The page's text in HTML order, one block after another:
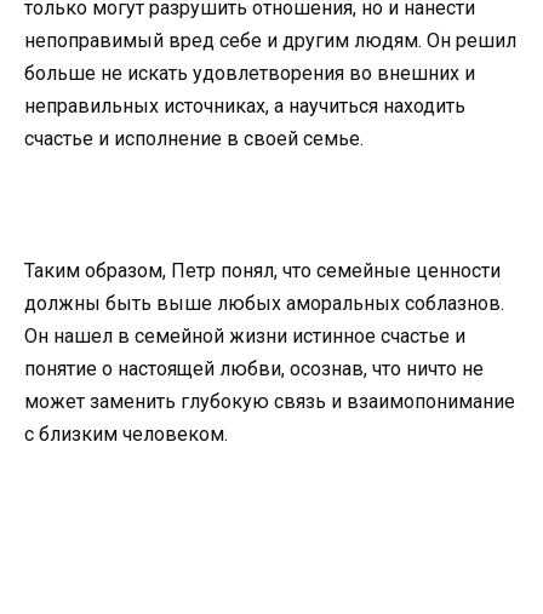
только могут разрушить отношения, но и нанести
непоправимый вред себе и другим людям. Он решил
больше не искать удовлетворения во внешних и
неправильных источниках, а научиться находить
счастье и исполнение в своей семье.
Таким образом, Петр понял, что семейные ценности
должны быть выше любых аморальных соблазнов.
Он нашел в семейной жизни истинное счастье и
понятие о настоящей любви, осознав, что ничто не
может заменить глубокую связь и взаимопонимание
с близким человеком.